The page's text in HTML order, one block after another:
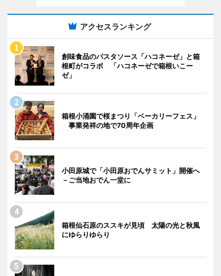
アクセスランキング
創味食品のパスタソース「ハコネーゼ」と箱
根町がコラボ 「ハコネーゼで箱根いこー
ゼ」
箱根小涌園で桜まつり「ベーカリーフェス」
事業発祥の地で70周年企画
小田原城で「小田原おでんサミット」開催へ
－ご当地おでん一堂に
箱根仙石原のススキが見頃 太陽の光と秋風
にゆらりゆらり